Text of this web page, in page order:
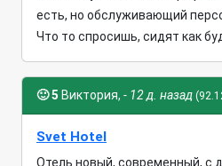
есть, но обслуживающий
Что то спросишь, сидят как
🙂5 Виктория, - 12 д. назад
Svet Hotel
Отель новый, современный, с